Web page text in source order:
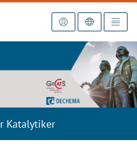
Katalytiker